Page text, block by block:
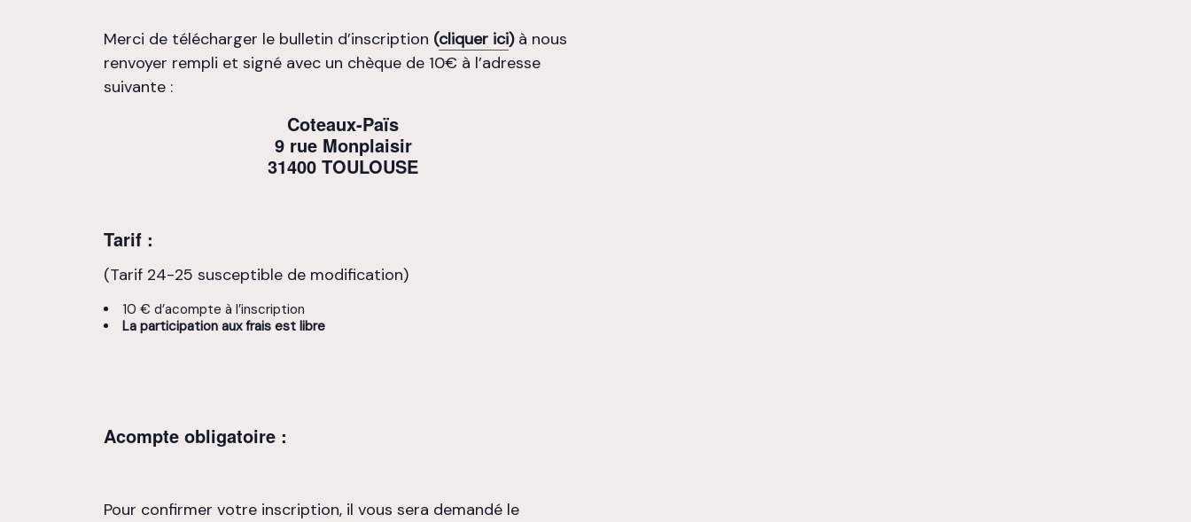
Merci de télécharger le bulletin d’inscription (cliquer ici)à nous
renvoyer rempli et signé avec un chèque de 10€ à l’adresse
suivante :
Coteaux-Païs
9 rue Monplaisir
31400 TOULOUSE
Tarif :
(Tarif 24-25 susceptible de modification)
10 € d’acompte à l’inscription
La participation aux frais est libre
Acompte obligatoire :
Pour confirmer votre inscription, il vous sera demandé le